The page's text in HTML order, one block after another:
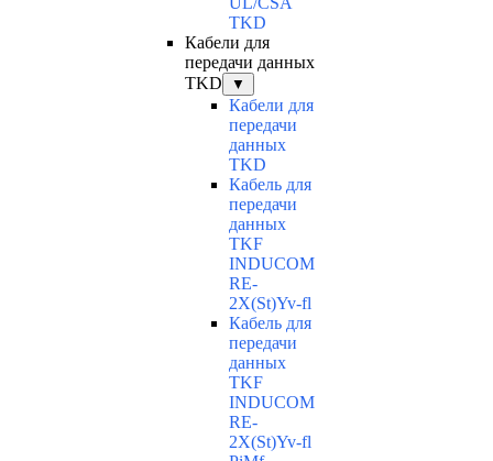
TKD
Кабели для
передачи данных
TKD
▼
Кабели для
передачи
данных
TKD
Кабель для
передачи
данных
TKF
INDUCOM
RE-
2X(St)Yv-fl
Кабель для
передачи
данных
TKF
INDUCOM
RE-
2X(St)Yv-fl